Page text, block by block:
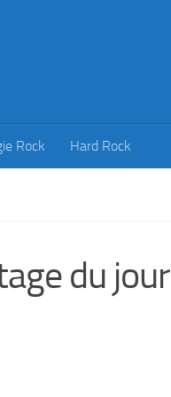
Rock Hard Rock
du jour